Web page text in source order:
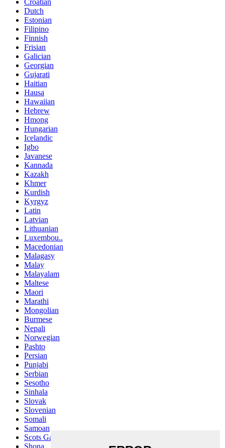
Croatian
Dutch
Estonian
Filipino
Finnish
Frisian
Galician
Georgian
Gujarati
Haitian
Hausa
Hawaiian
Hebrew
Hmong
Hungarian
Icelandic
Igbo
Javanese
Kannada
Kazakh
Khmer
Kurdish
Kyrgyz
Latin
Latvian
Lithuanian
Luxembou..
Macedonian
Malagasy
Malay
Malayalam
Maltese
Maori
Marathi
Mongolian
Burmese
Nepali
Norwegian
Pashto
Persian
Punjabi
Serbian
Sesotho
Sinhala
Slovak
Slovenian
Somali
Samoan
Scots Gaelic
Shona